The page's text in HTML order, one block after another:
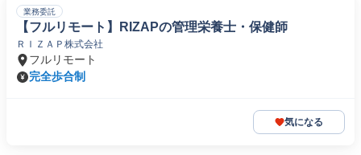
業務委託
【フルリモート】RIZAPの管理栄養士・保健師
ＲＩＺＡＰ株式会社
フルリモート
完全歩合制
気になる